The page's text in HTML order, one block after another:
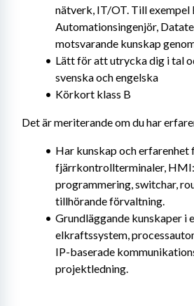
nätverk, IT/OT. Till exempel
Automationsingenjör,
motsvarande kunskap
Lätt för att utrycka dig i tal
svenska och engelska
Körkort klass B
Det är meriterande om du har
Har kunskap och erfarenhet
fjärrkontrollterminaler,
programmering, switchar,
tillhörande förvaltning.
Grundläggande kunskaper i
elkraftssystem,
IP-baserade
projektledning.